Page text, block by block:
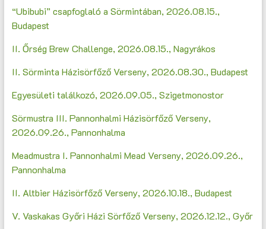
“Ubibubi” csapfoglaló a Sörmintában, 2026.08.15.,
Budapest
II. Őrség Brew Challenge, 2026.08.15., Nagyrákos
II. Sörminta Házisörfőző Verseny, 2026.08.30., Budapest
Egyesületi találkozó, 2026.09.05., Szigetmonostor
Sörmustra III. Pannonhalmi Házisörfőző Verseny,
2026.09.26., Pannonhalma
Meadmustra I. Pannonhalmi Mead Verseny, 2026.09.26.,
Pannonhalma
II. Altbier Házisörfőző Verseny, 2026.10.18., Budapest
V. Vaskakas Győri Házi Sörfőző Verseny, 2026.12.12., Győr